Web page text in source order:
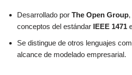
Desarrollado por The Open Group
conceptos del estándar IEEE 1471
Se distingue de otros lenguajes
alcance de modelado empresarial.